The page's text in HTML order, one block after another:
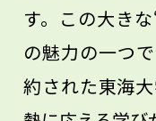
す。この大き
の魅力の一つ
約された東海